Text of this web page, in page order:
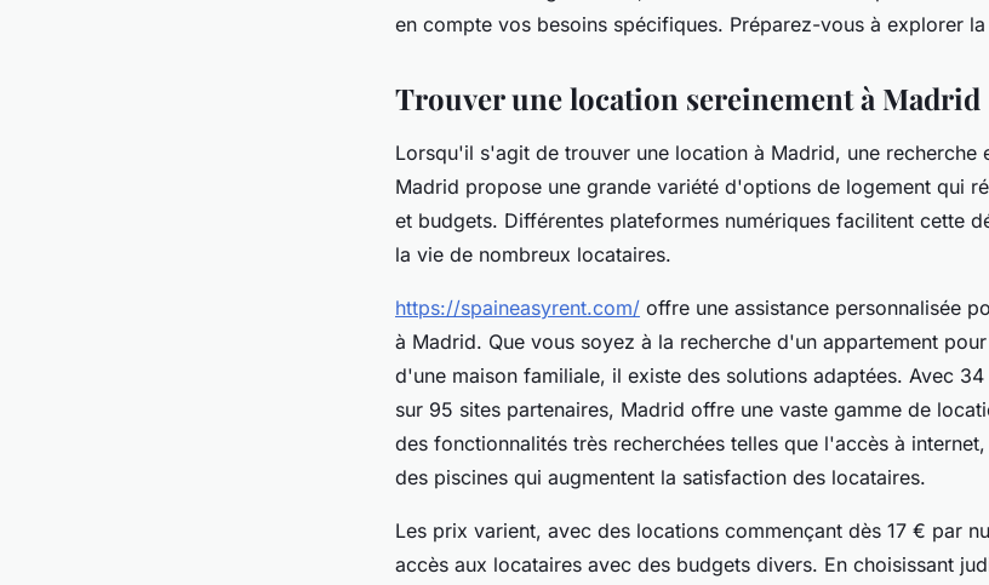
en compte vos besoins spécifiques. Préparez-vous à explorer
Trouver une location sereinement à Madrid
Lorsqu'il s'agit de trouver une location à Madrid, une recherche
Madrid propose une grande variété d'options de logement qui
et budgets. Différentes plateformes numériques facilitent cette
la vie de nombreux locataires.
https://spaineasyrent.com/ offre une assistance personnalisée
à Madrid. Que vous soyez à la recherche d'un appartement
d'une maison familiale, il existe des solutions adaptées. Avec
sur 95 sites partenaires, Madrid offre une vaste gamme de
des fonctionnalités très recherchées telles que l'accès à
des piscines qui augmentent la satisfaction des locataires.
Les prix varient, avec des locations commençant dès 17 € par
accès aux locataires avec des budgets divers. En choisissant